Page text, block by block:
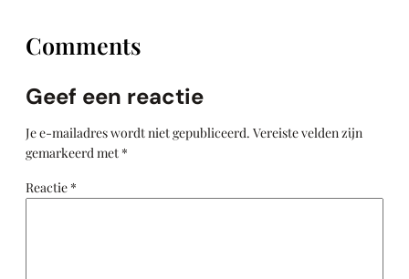
Comments
Geef een reactie
Je e-mailadres wordt niet gepubliceerd. Vereiste velden zijn
gemarkeerd met *
Reactie *